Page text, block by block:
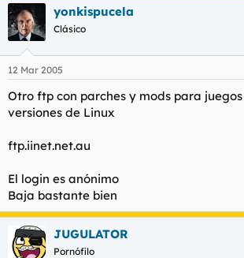
i
c
i
a
d
o
r
e
t
m
a
c
i
n
c
yonkispucela
Clásico
12 Mar 2005
Otro ftp con parches y mods para
versiones de Linux
ftp.iinet.net.au
El login es anónimo
Baja bastante bien
JUGULATOR
Pornófilo